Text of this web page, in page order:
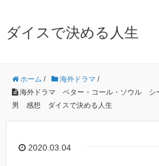
ダイスで決める人生
ホーム / 海外ドラマ /
海外ドラマ ベター・コール・ソウル
男 感想 ダイスで決める人生
2020.03.04